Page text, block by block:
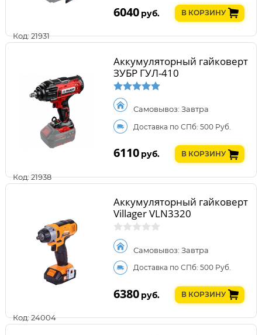
Код: 21931
6040 руб. В КОРЗИНУ
Код: 21938
Аккумуляторный гайковерт
ЗУБР ГУЛ-410
Самовывоз: Завтра
Доставка по СПб: 500 Руб.
6110 руб. В КОРЗИНУ
Код: 24004
Аккумуляторный гайковерт
Villager VLN3320
Самовывоз: Завтра
Доставка по СПб: 500 Руб.
6380 руб. В КОРЗИНУ